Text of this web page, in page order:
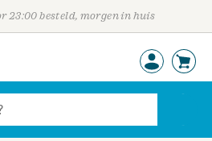
23:00 besteld, morgen in huis